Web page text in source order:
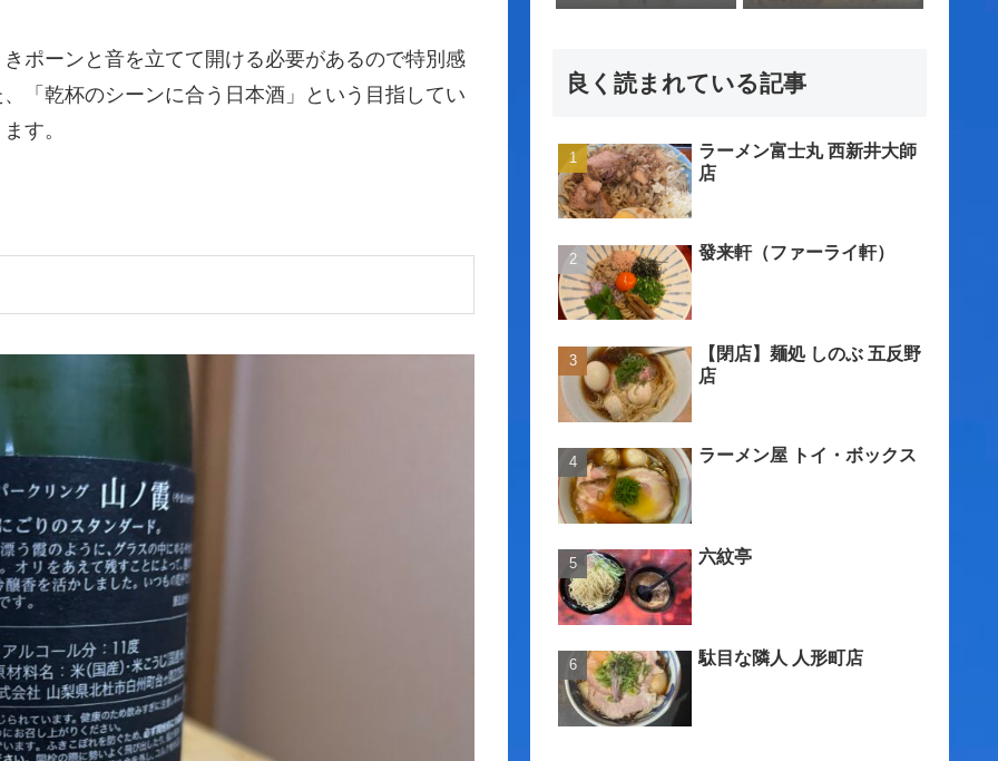
ポーンと音を立てて開ける必要があるので特別感
「乾杯のシーンに合う日本酒」という目指してい
す。
良く読まれている記事
ラーメン富士丸 西新井大師
店
發来軒（ファーライ軒）
【閉店】麺処 しのぶ 五反野
店
ラーメン屋 トイ・ボックス
六紋亭
駄目な隣人 人形町店